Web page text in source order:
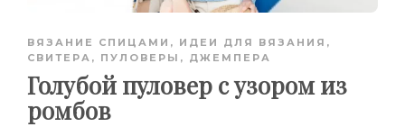
ВЯЗАНИЕ СПИЦАМИ , ИДЕИ ДЛЯ ВЯЗАНИЯ ,
СВИТЕРА, ПУЛОВЕРЫ, ДЖЕМПЕРА
Голубой пуловер с узором из
ромбов